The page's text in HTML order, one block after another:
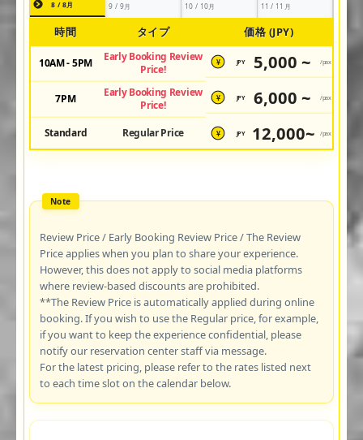
8 / 8月 9 / 9月 10 / 10月 11 / 11月
時間 タイプ 価格 (JPY)
10AM - 5PM
Early Booking Review
Price!
¥ JPY 5,000 ~ /pax
7PM
Early Booking Review
Price!
¥ JPY 6,000 ~ /pax
Standard Regular Price ¥ JPY 12,000~ /pax
Review Price / Early Booking Review Price / The Review
Price applies when you plan to share your experience.
However, this does not apply to social media platforms
where review-based discounts are prohibited.
**The Review Price is automatically applied during online
booking. If you wish to use the Regular price, for example,
if you want to keep the experience confidential, please
notify our reservation center staff via message.
For the latest pricing, please refer to the rates listed next
to each time slot on the calendar below.